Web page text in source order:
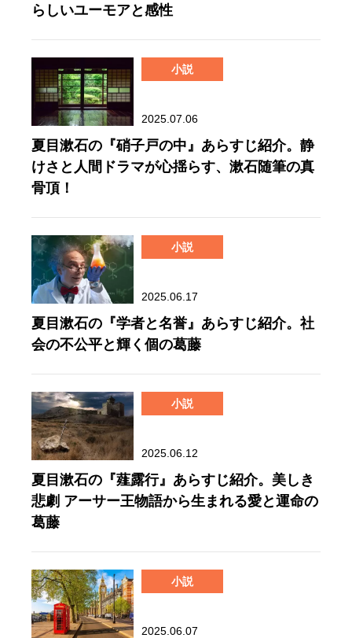
らしいユーモアと感性
小説
2025.07.06
夏目漱石の『硝子戸の中』あらすじ紹介。静
けさと人間ドラマが心揺らす、漱石随筆の真
骨頂！
小説
2025.06.17
夏目漱石の『学者と名誉』あらすじ紹介。社
会の不公平と輝く個の葛藤
小説
2025.06.12
夏目漱石の『薤露行』あらすじ紹介。美しき
悲劇 アーサー王物語から生まれる愛と運命の
葛藤
小説
2025.06.07